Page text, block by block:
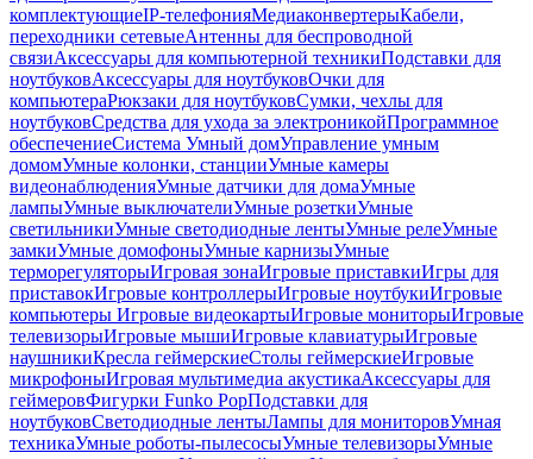
комплектующиеIP-телефонияМедиаконвертерыКабели,
переходники сетевыеАнтенны для беспроводной
связиАксессуары для компьютерной техникиПодставки для
ноутбуковАксессуары для ноутбуковОчки для
компьютераРюкзаки для ноутбуковСумки, чехлы для
ноутбуковСредства для ухода за электроникойПрограммное
обеспечениеСистема Умный домУправление умным
домомУмные колонки, станцииУмные камеры
видеонаблюденияУмные датчики для домаУмные
лампыУмные выключателиУмные розеткиУмные
светильникиУмные светодиодные лентыУмные релеУмные
замкиУмные домофоныУмные карнизыУмные
терморегуляторыИгровая зонаИгровые приставкиИгры для
приставокИгровые контроллерыИгровые ноутбукиИгровые
компьютеры Игровые видеокартыИгровые мониторыИгровые
телевизорыИгровые мышиИгровые клавиатурыИгровые
наушникиКресла геймерскиеСтолы геймерскиеИгровые
микрофоныИгровая мультимедиа акустикаАксессуары для
геймеровФигурки Funko PopПодставки для
ноутбуковСветодиодные лентыЛампы для мониторовУмная
техникаУмные роботы-пылесосыУмные телевизорыУмные